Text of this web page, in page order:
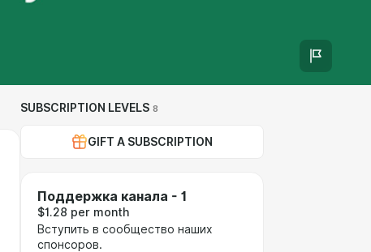
SUBSCRIPTION LEVELS 8
GIFT A SUBSCRIPTION
Поддержка канала - 1
$1.28 per month
Вступить в сообщество наших
спонсоров.